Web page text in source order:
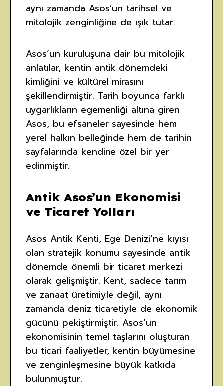
aynı zamanda Asos’un tarihsel ve
mitolojik zenginliğine de ışık tutar.
Asos’un kuruluşuna dair bu mitolojik
anlatılar, kentin antik dönemdeki
kimliğini ve kültürel mirasını
şekillendirmiştir. Tarih boyunca farklı
uygarlıkların egemenliği altına giren
Asos, bu efsaneler sayesinde hem
yerel halkın belleğinde hem de tarihin
sayfalarında kendine özel bir yer
edinmiştir.
Antik Asos’un Ekonomisi
ve Ticaret Yolları
Asos Antik Kenti, Ege Denizi’ne kıyısı
olan stratejik konumu sayesinde antik
dönemde önemli bir ticaret merkezi
olarak gelişmiştir. Kent, sadece tarım
ve zanaat üretimiyle değil, aynı
zamanda deniz ticaretiyle de ekonomik
gücünü pekiştirmiştir. Asos’un
ekonomisinin temel taşlarını oluşturan
bu ticari faaliyetler, kentin büyümesine
ve zenginleşmesine büyük katkıda
bulunmuştur.